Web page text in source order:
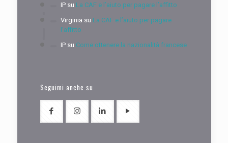
IPsu La CAF e l’aiuto per pagare l’affitto
Virginia su La CAF e l’aiuto per pagare
l’affitto
IPsu Come ottenere la nazionalità francese
Seguimi anche su